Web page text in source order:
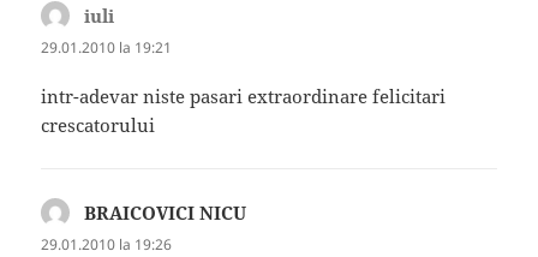
iuli
29.01.2010 la 19:21
intr-adevar niste pasari extraordinare felicitari
crescatorului
BRAICOVICI NICU
29.01.2010 la 19:26